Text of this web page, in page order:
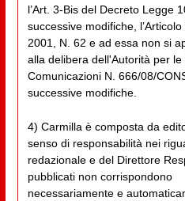
l’Art. 3-Bis del Decreto Legge
successive modifiche,
2001, N. 62 e ad essa non si
alla delibera dell'Autorità per
Comunicazioni N. 666/08/
successive modifiche.
4) Carmilla è composta da
senso di responsabilità nei
redazionale e del Direttore
pubblicati non corrispondono
necessariamente e